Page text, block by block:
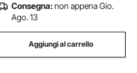
Consegna:non appena Gio.
Ago. 13
Aggiungi al carrello